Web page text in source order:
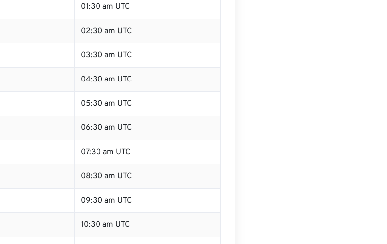
01:30 am UTC
02:30 am UTC
03:30 am UTC
04:30 am UTC
05:30 am UTC
06:30 am UTC
07:30 am UTC
08:30 am UTC
09:30 am UTC
10:30 am UTC